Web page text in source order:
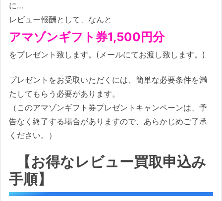
に…
レビュー報酬として、なんと
アマゾンギフト券1,500円分
をプレゼント致します。(メールにてお渡し致します。)
プレゼントをお受取いただくには、簡単な必要条件を満
たしてもらう必要があります。
（このアマゾンギフト券プレゼントキャンペーンは、予
告なく終了する場合がありますので、あらかじめご了承
ください。）
【お得なレビュー買取申込み
手順】